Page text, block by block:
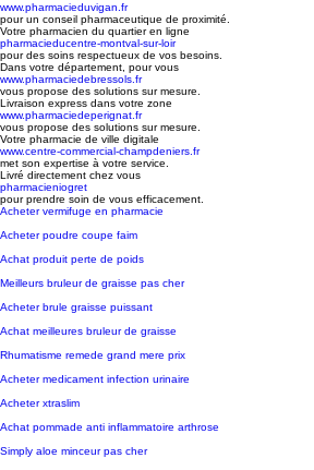
www.pharmacieduvigan.fr
pour un conseil pharmaceutique de proximité.
Votre pharmacien du quartier en ligne
pharmacieducentre-montval-sur-loir
pour des soins respectueux de vos besoins.
Dans votre département, pour vous
www.pharmaciedebressols.fr
vous propose des solutions sur mesure.
Livraison express dans votre zone
www.pharmaciedeperignat.fr
vous propose des solutions sur mesure.
Votre pharmacie de ville digitale
www.centre-commercial-champdeniers.fr
met son expertise à votre service.
Livré directement chez vous
pharmacieniogret
pour prendre soin de vous efficacement.
Acheter vermifuge en pharmacie
Acheter poudre coupe faim
Achat produit perte de poids
Meilleurs bruleur de graisse pas cher
Acheter brule graisse puissant
Achat meilleures bruleur de graisse
Rhumatisme remede grand mere prix
Acheter medicament infection urinaire
Acheter xtraslim
Achat pommade anti inflammatoire arthrose
Simply aloe minceur pas cher